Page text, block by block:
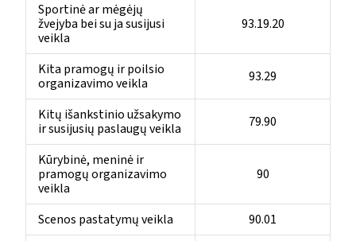
Sportinė ar mėgėjų
žvejyba bei su ja susijusi
veikla
93.19.20
Kita pramogų ir poilsio
organizavimo veikla
93.29
Kitų išankstinio užsakymo
ir susijusių paslaugų veikla
79.90
Kūrybinė, meninė ir
pramogų organizavimo
veikla
90
Scenos pastatymų veikla
90.01